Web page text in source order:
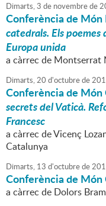
Dimarts,3 de novembrede
Conferència de
catedrals. Els
Europa unida
a càrrec de Montserrat
Dimarts,20 d'octubrede
Conferència de
secrets del Vaticà.
Francesc
a càrrec de Vicenç
Catalunya
Dimarts, 13 d'octubrede
Conferència de
a càrrec de Dolors